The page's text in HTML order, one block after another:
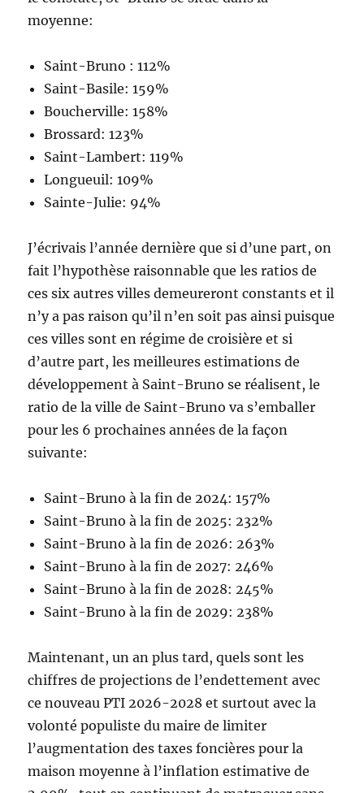
moyenne:
Saint-Bruno : 112%
Saint-Basile: 159%
Boucherville: 158%
Brossard: 123%
Saint-Lambert: 119%
Longueuil: 109%
Sainte-Julie: 94%
J’écrivais l’année dernière que si d’une part, on
fait l’hypothèse raisonnable que les ratios de
ces six autres villes demeureront constants et il
n’y a pas raison qu’il n’en soit pas ainsi puisque
ces villes sont en régime de croisière et si
d’autre part, les meilleures estimations de
développement à Saint-Bruno se réalisent, le
ratio de la ville de Saint-Bruno va s’emballer
pour les 6 prochaines années de la façon
suivante:
Saint-Bruno à la fin de 2024: 157%
Saint-Bruno à la fin de 2025: 232%
Saint-Bruno à la fin de 2026: 263%
Saint-Bruno à la fin de 2027: 246%
Saint-Bruno à la fin de 2028: 245%
Saint-Bruno à la fin de 2029: 238%
Maintenant, un an plus tard, quels sont les
chiffres de projections de l’endettement avec
ce nouveau PTI 2026-2028 et surtout avec la
volonté populiste du maire de limiter
l’augmentation des taxes foncières pour la
maison moyenne à l’inflation estimative de